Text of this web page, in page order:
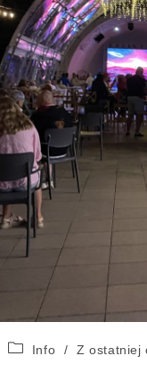
Info / Z ostatniej